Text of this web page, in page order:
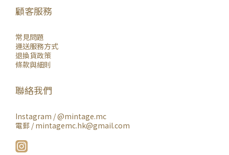
顧客服務
常見問題
運送服務方式
退換貨政策
條款與細則
聯絡我們
Instagram /@mintage.mc
電郵 / mintagemc.hk@gmail.com